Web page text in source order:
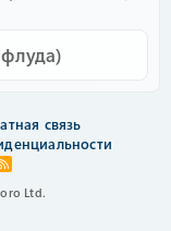
связь
R
S
Ltd.